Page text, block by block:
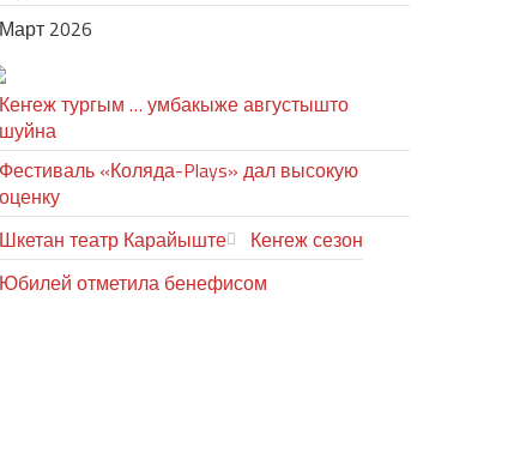
Март 2026
Кеҥеж тургым … умбакыже августышто
шуйна
Фестиваль «Коляда-Plays» дал высокую
оценку
Шкетан театр Карайыште
Кеҥеж сезон
Юбилей отметила бенефисом